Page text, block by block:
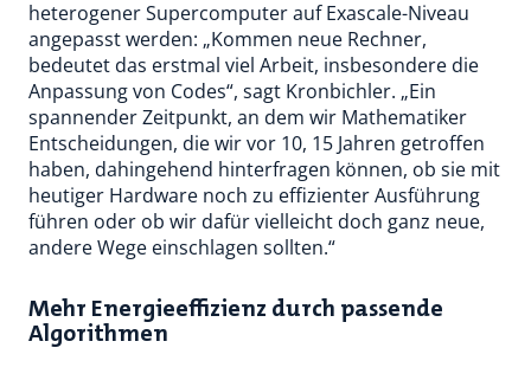
heterogener Supercomputer auf Exascale-Niveau
angepasst werden: „Kommen neue Rechner,
bedeutet das erstmal viel Arbeit, insbesondere die
Anpassung von Codes“, sagt Kronbichler. „Ein
spannender Zeitpunkt, an dem wir Mathematiker
Entscheidungen, die wir vor 10, 15 Jahren getroffen
haben, dahingehend hinterfragen können, ob sie mit
heutiger Hardware noch zu effizienter Ausführung
führen oder ob wir dafür vielleicht doch ganz neue,
andere Wege einschlagen sollten.“
Mehr Energieeffizienz durch passende
Algorithmen